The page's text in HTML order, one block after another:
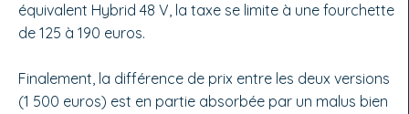
équivalent Hybrid 48 V, la taxe se limite à une fourchette
de 125 à 190 euros.
Finalement, la diffé­rence de prix entre les deux versions
(1 500 euros) est en partie absorbée par un malus bien